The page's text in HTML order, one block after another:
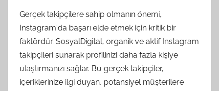
Gerçek takipçilere sahip olmanın önemi,
Instagram'da başarı elde etmek için kritik bir
faktördür. SosyalDigital, organik ve aktif Instagram
takipçileri sunarak profilinizi daha fazla kişiye
ulaştırmanızı sağlar. Bu gerçek takipçiler,
içeriklerinize ilgi duyan, potansiyel müşterilere